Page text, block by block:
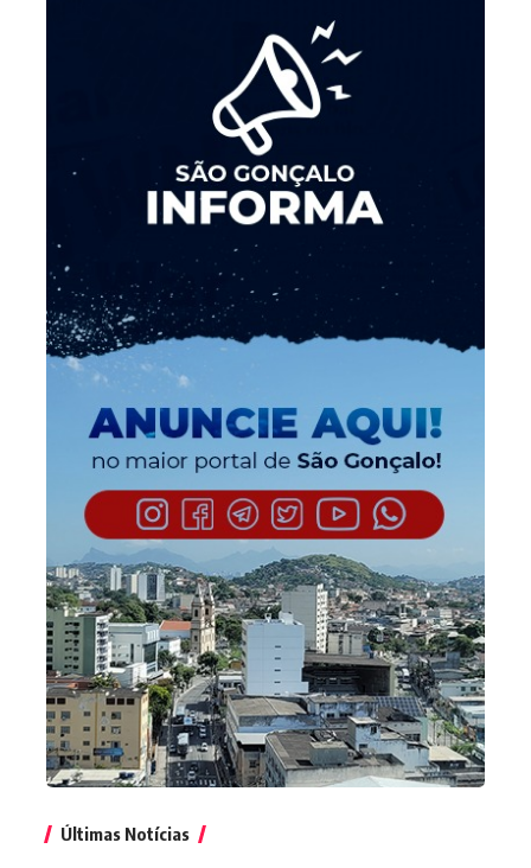
Últimas Notícias